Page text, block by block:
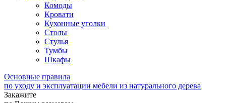
Комоды
Кровати
Кухонные уголки
Столы
Стулья
Тумбы
Шкафы
Основные правила
по уходу и эксплуатации мебели из натурального дерева
Закажите